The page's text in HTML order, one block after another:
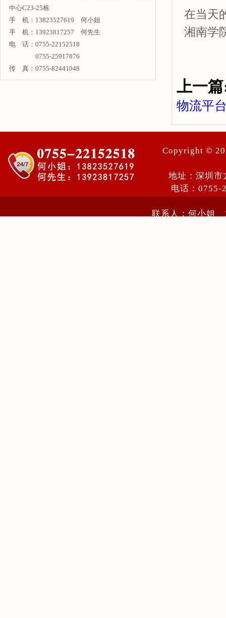
中心C23-25栋
手 机：13823527619 何小姐
手 机：13923817257 何先生
电 话：0755-22152518
0755-25917876
传 真：0755-82441048
在当天
湘南学
上一
物流平
Copyright ©
地址：深圳市
电话：
联系人：何小